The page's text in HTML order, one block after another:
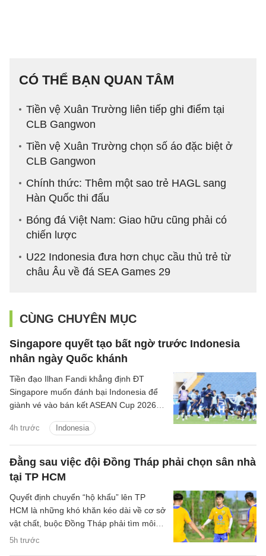
CÓ THỂ BẠN QUAN TÂM
Tiền vệ Xuân Trường liên tiếp ghi điểm tại
CLB Gangwon
Tiền vệ Xuân Trường chọn số áo đặc biệt ở
CLB Gangwon
Chính thức: Thêm một sao trẻ HAGL sang
Hàn Quốc thi đấu
Bóng đá Việt Nam: Giao hữu cũng phải có
chiến lược
U22 Indonesia đưa hơn chục cầu thủ trẻ từ
châu Âu về đá SEA Games 29
CÙNG CHUYÊN MỤC
Singapore quyết tạo bất ngờ trước Indonesia
nhân ngày Quốc khánh
4h trước Indonesia
Tiền đạo Ilhan Fandi khẳng định ĐT
Singapore muốn đánh bại Indonesia để
giành vé vào bán kết ASEAN Cup 2026,
dành tặng NHM nhân dịp Quốc khánh
Singapore.
Đằng sau việc đội Đồng Tháp phải chọn sân nhà
tại TP HCM
5h trước
Quyết định chuyển “hộ khẩu” lên TP
HCM là những khó khăn kéo dài về cơ sở
vật chất, buộc Đồng Tháp phải tìm môi
trường phù hợp hơn để duy trì hoạt